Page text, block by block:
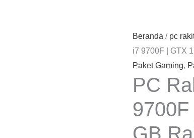
Beranda / pc
i7 9700F | GTX
Paket Gaming,
PC